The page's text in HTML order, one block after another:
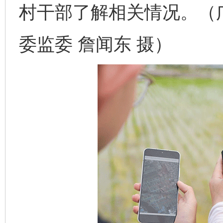
村干部了解相关情况。
委监委 詹闻东 摄）